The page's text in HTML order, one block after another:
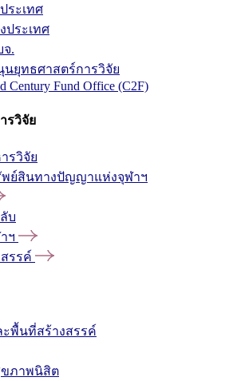
ระเทศ
ประเทศ
จ.
ยุทธศาสตร์การวิจัย
Century Fund Office (C2F)
รวิจัย
รวิจัย
ย์สินทางปัญญาแห่งจุฬาฯ
บ
ฯ
รรค์
พื้นที่สร้างสรรค์
ภาพนิสิต